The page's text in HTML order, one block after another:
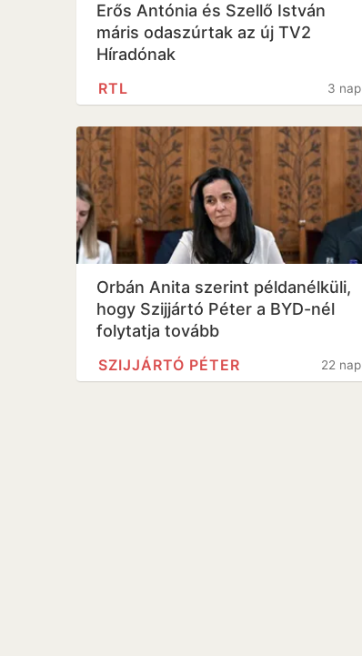
Erős Antónia és Szellő István
máris odaszúrtak az új TV2
Híradónak
3 nap
RTL
Orbán Anita szerint példanélküli,
hogy Szijjártó Péter a BYD-nél
folytatja tovább
22 nap
SZIJJÁRTÓ PÉTER